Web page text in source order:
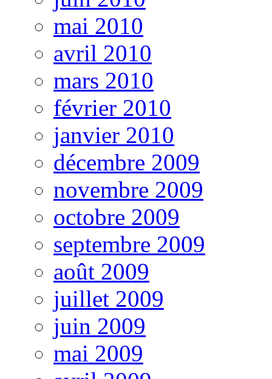
mai 2010
avril 2010
mars 2010
février 2010
janvier 2010
décembre 2009
novembre 2009
octobre 2009
septembre 2009
août 2009
juillet 2009
juin 2009
mai 2009